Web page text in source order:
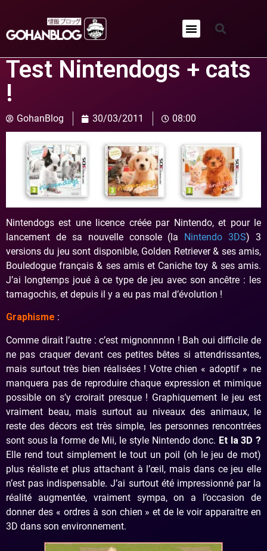
Test Nintendogs + cats
!
GohanBlog 30/03/2011 08:00
Nintendogs est une licence créée par Nintendo, et pour le
lancement de sa nouvelle console (la Nintendo 3DS) 3
versions du jeu sont disponible, Golden Retriever & ses amis,
Bouledogue français & ses amis et Caniche toy & ses amis.
J’ai longtemps joué à ce type de jeu avec son ancêtre : les
tamagochis, et depuis il y a eu pas mal d’évolution !
Graphisme :
Comme dirait l’autre : c’est mignonnnnn ! Bah oui difficile de
ne pas craquer devant ces petites bêtes si attendrissantes,
mais surtout très bien réalisées ! Votre chien « adoptif » ne
manquera pas de reproduire chaque expression et mimique
possible on s’y croirait presque ! Graphiquement le jeu est
vraiment beau, mais surtout au niveaux des animaux, le
reste des décors est très simple, les personnes rencontrées
sont sous la forme de Mii, le style Nintendo donc. Et la 3D ?
Elle rend tout simplement le tout un poil (oh le jeu de mot)
plus réaliste et plus attachant à l’œil, mais dans ce jeu elle
n’est pas indispensable. J’ai surtout été impressionné par la
réalité augmentée, vraiment sympa, on a l’occasion de
donner des « ordres à son chien » et de le voir apparaitre en
3D dans son environnement.